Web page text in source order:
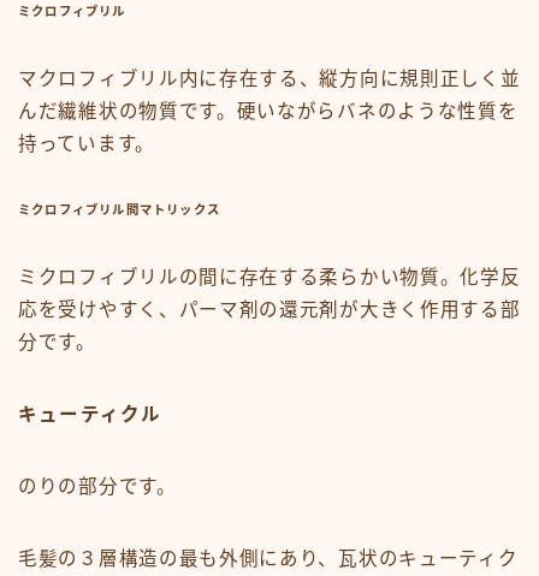
ミクロフィブリル
マクロフィブリル内に存在する、縦方向に規則正しく並
んだ繊維状の物質です。硬いながらバネのような性質を
持っています。
ミクロフィブリル間マトリックス
ミクロフィブリルの間に存在する柔らかい物質。化学反
応を受けやすく、パーマ剤の還元剤が大きく作用する部
分です。
キューティクル
のりの部分です。
毛髪の３層構造の最も外側にあり、瓦状のキューティク